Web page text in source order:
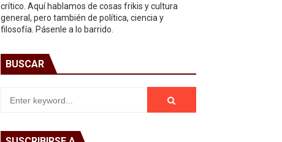
crítico. Aquí hablamos de cosas frikis y cultura
general, pero también de política, ciencia y
filosofía. Pásenle a lo barrido.
BUSCAR